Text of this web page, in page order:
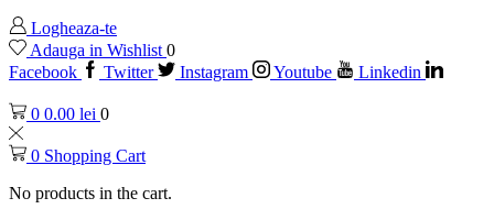
Logheaza-te
Adauga in Wishlist 0
Facebook
Twitter Instagram Youtube Linkedin
0 0.00 lei 0
0 Shopping Cart
No products in the cart.